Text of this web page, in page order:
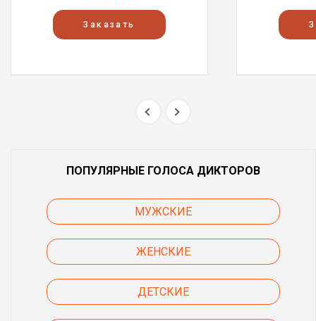
Заказать
ПОПУЛЯРНЫЕ ГОЛОСА ДИКТОРОВ
МУЖСКИЕ
ЖЕНСКИЕ
ДЕТСКИЕ